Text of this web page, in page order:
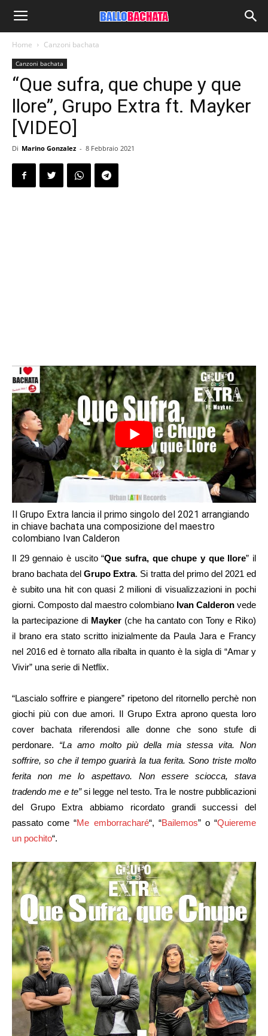
Home Canzoni bachata
Canzoni bachata
“Que sufra, que chupe y que
llore”, Grupo Extra ft. Mayker
[VIDEO]
Di Marino Gonzalez - 8 Febbraio 2021
Il Grupo Extra lancia il primo singolo del 2021 arrangiando
in chiave bachata una composizione del maestro
colombiano Ivan Calderon
Il 29 gennaio è uscito “Que sufra, que chupe y que llore” il
brano bachata delGrupo Extra. Si tratta del primo del 2021 ed
è subito una hit con quasi 2 milioni di visualizzazioni in pochi
giorni. Composto dal maestro colombiano Ivan Calderon vede
la partecipazione di Mayker(che ha cantato con Tony e Riko)
il brano era stato scritto inizialmente da Paula Jara e Francy
nel 2016 ed è tornato alla ribalta in quanto è la sigla di “Amar y
Vivir” una serie di Netflix.
“Lascialo soffrire e piangere” ripetono del ritornello perchè non
giochi più con due amori. Il Grupo Extra aprono questa loro
cover bachata riferendosi alle donne che sono stufe di
perdonare. “La amo molto più della mia stessa vita. Non
soffrire, so che il tempo guarirà la tua ferita. Sono triste molto
ferita non me lo aspettavo. Non essere sciocca, stava
tradendo me e te”si legge nel testo. Tra le nostre pubblicazioni
del Grupo Extra abbiamo ricordato grandi successi del
passato come “Me emborracharé“, “Bailemos” o “Quiereme
un pochito“.